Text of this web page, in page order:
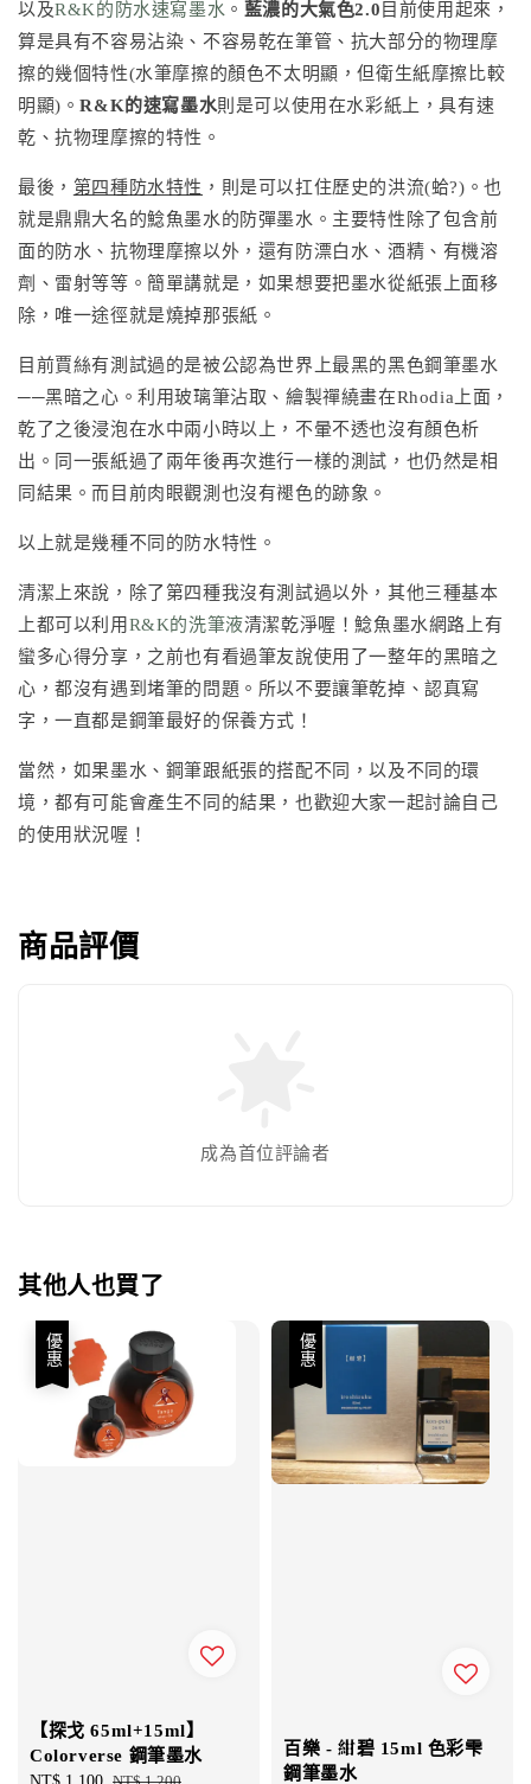
以及R&K的防水速寫墨水 。 藍濃的大氣色2.0 目前使用起來，
算是具有不容易沾染、不容易乾在筆管、抗大部分的物理摩
擦的幾個特性(水筆摩擦的顏色不太明顯，但衛生紙摩擦比較
明顯)。R&K的速寫墨水則是可以使用在水彩紙上，具有速
乾、抗物理摩擦的特性。
最後， 第四種防水特性 ，則是可以扛住歷史的洪流(蛤?)。也
就是鼎鼎大名的鯰魚墨水的防彈墨水。主要特性除了包含前
面的防水、抗物理摩擦以外，還有防漂白水、酒精、有機溶
劑、雷射等等。簡單講就是，如果想要把墨水從紙張上面移
除，唯一途徑就是燒掉那張紙。
目前賈絲有測試過的是被公認為世界上最黑的黑色鋼筆墨水
──黑暗之心。利用玻璃筆沾取、繪製禪繞畫在Rhodia上面，
乾了之後浸泡在水中兩小時以上，不暈不透也沒有顏色析
出。同一張紙過了兩年後再次進行一樣的測試，也仍然是相
同結果。而目前肉眼觀測也沒有褪色的跡象。
以上就是幾種不同的防水特性。
清潔上來說，除了第四種我沒有測試過以外，其他三種基本
上都可以利用R&K的洗筆液清潔乾淨喔！鯰魚墨水網路上有
蠻多心得分享，之前也有看過筆友說使用了一整年的黑暗之
心，都沒有遇到堵筆的問題。所以不要讓筆乾掉、認真寫
字，一直都是鋼筆最好的保養方式！
當然，如果墨水、鋼筆跟紙張的搭配不同，以及不同的環
境，都有可能會產生不同的結果，也歡迎大家一起討論自己
的使用狀況喔！
商品評價
成為首位評論者
其他人也買了
優惠
【探戈 65ml+15ml】
Colorverse 鋼筆墨水
優惠
百樂 - 紺碧 15ml 色彩雫
鋼筆墨水